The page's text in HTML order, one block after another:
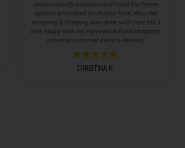
professionally mounted and loved the frame
options and colors to choose from. Also the
wrapping & shipping was done with care too. I
was happy with my experience from shopping-
ordering-customer service-delivery.
CHRISTINA K.